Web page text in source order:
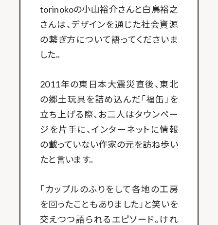
torinokoの小山裕介さんと白鳥裕之
さんは、デザインを通じた社会資源
の繋ぎ方について語ってくださいま
した。
2011年の東日本大震災直後、東北
の郷土玩具を詰め込んだ「福缶」を
立ち上げる際、お二人はタウンペー
ジを片手に、インターネットに情報
の載っていない作家の元を訪ね歩い
たと言います。
「カップルのふりをして各地の工房
を回ったこともありました」と笑いを
交えつつ語られるエピソード。けれ